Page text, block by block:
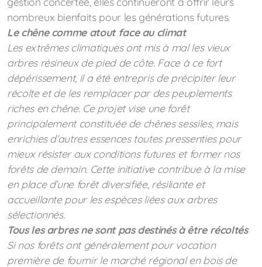
nombreux bienfaits pour les générations futures.
Le chêne comme atout face au climat
Les extrêmes climatiques ont mis à mal les vieux
arbres résineux de pied de côte. Face à ce fort
dépérissement, il a été entrepris de précipiter leur
récolte et de les remplacer par des peuplements
riches en chêne. Ce projet vise une forêt
principalement constituée de chênes sessiles, mais
enrichies d’autres essences toutes pressenties pour
mieux résister aux conditions futures et former nos
forêts de demain. Cette initiative contribue à la mise
en place d’une forêt diversifiée, résiliante et
accueillante pour les espèces liées aux arbres
sélectionnés.
Tous les arbres ne sont pas destinés à être récoltés
Si nos forêts ont généralement pour vocation
première de fournir le marché régional en bois de